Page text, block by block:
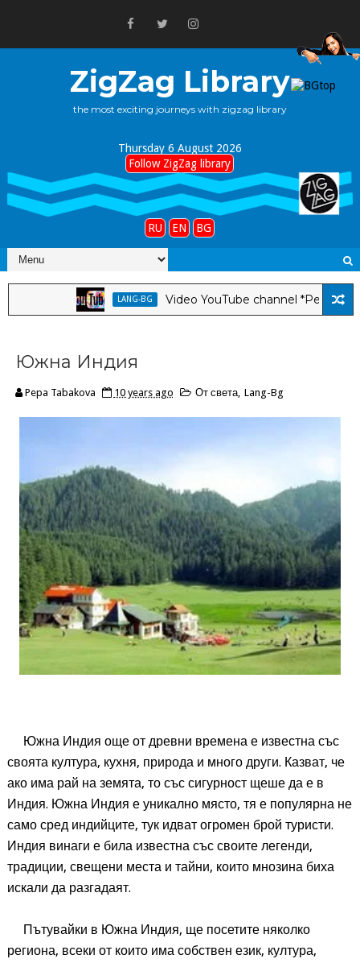
ZigZag Library
the most exciting journeys with zigzag library
Thursday 6 August 2026
Follow ZigZag library
RU EN BG
LANG-BG Video YouTube channel *Pepa
Южна Индия
Pepa Tabakova 10 years ago От света, Lang-Bg
Южна Индия още от древни времена е известна със
своята култура, кухня, природа и много други. Казват, че
ако има рай на земята, то със сигурност щеше да е в
Индия. Южна Индия е уникално място, тя е популярна не
само сред индийците, тук идват огромен брой туристи.
Индия винаги е била известна със своите легенди,
традиции, свещени места и тайни, които мнозина биха
искали да разгадаят.
Пътувайки в Южна Индия, ще посетите няколко
региона, всеки от които има собствен език, култура,